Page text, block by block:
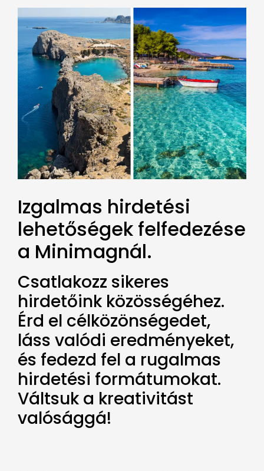
Izgalmas hirdetési
lehetőségek felfedezése
a Minimagnál.
Csatlakozz sikeres
hirdetőink közösségéhez.
Érd el célközönségedet,
láss valódi eredményeket,
és fedezd fel a rugalmas
hirdetési formátumokat.
Váltsuk a kreativitást
valósággá!